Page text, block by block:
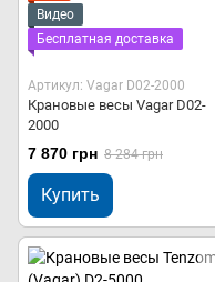
Видео
Бесплатная доставка
Артикул: Vagar D02-2000
Крановые весы Vagar D02-
2000
7 870 грн 8 284 грн
Купить